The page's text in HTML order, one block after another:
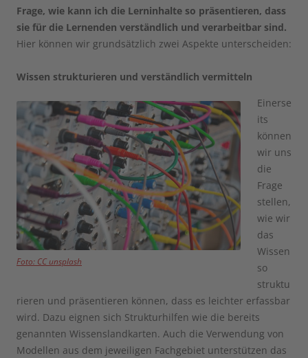
Frage, wie kann ich die Lerninhalte so präsentieren, dass
sie für die Lernenden verständlich und verarbeitbar sind.
Hier können wir grundsätzlich zwei Aspekte unterscheiden:
Wissen strukturieren und verständlich vermitteln
Foto: CC unsplash
Einerse
its
können
wir uns
die
Frage
stellen,
wie wir
das
Wissen
so
struktu
rieren und präsentieren können, dass es leichter erfassbar
wird. Dazu eignen sich Strukturhilfen wie die bereits
genannten Wissenslandkarten. Auch die Verwendung von
Modellen aus dem jeweiligen Fachgebiet unterstützen das